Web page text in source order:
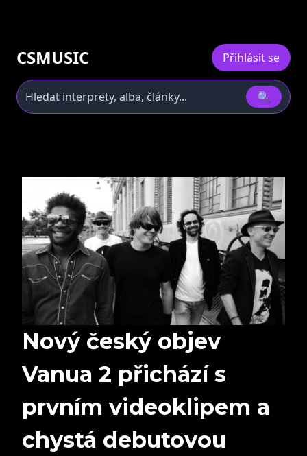
CSMUSIC Přihlásit se
🔍
Nový český objev
Vanua 2 přichází s
prvním videoklipem a
chystá debutovou